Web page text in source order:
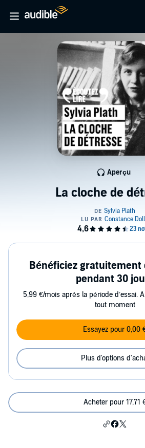
La cloche de
Aperçu
Bénéficiez gratuitement
pendant 30
5,99 €/mois après la période d’essai.
tout moment
Essayez pour 0,00
Plus d'options
Acheter pour 17,71